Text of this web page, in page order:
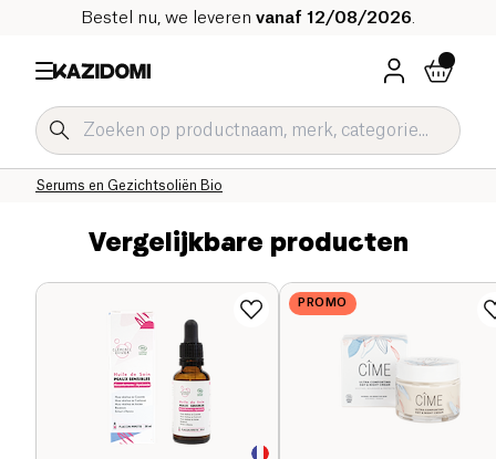
Bestel nu, we leveren vanaf 12/08/2026
Serums en Gezichtsoliën Bio
Crèmes en Serums voor het Gezicht Bio
Hygiëne & Schoonheid
Onze biologische catalogus
Home
Vergelijkbare producten
PROMO